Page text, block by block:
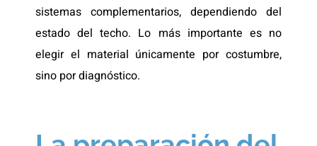
sistemas complementarios, dependiendo del
estado del techo. Lo más importante es no
elegir el material únicamente por costumbre,
sino por diagnóstico.